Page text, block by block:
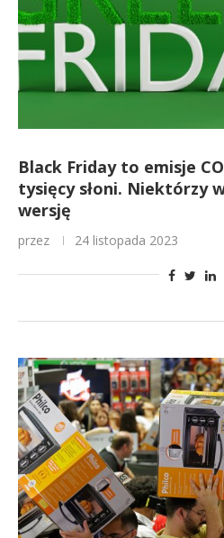
Black Friday to emisje
tysięcy słoni. Niektórzy
wersję
przez 24 listopada 2023